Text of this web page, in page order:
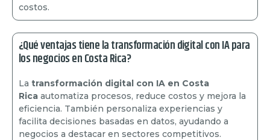
costos.
¿Qué ventajas tiene la transformación digital con IA para
los negocios en Costa Rica?
La transformación digital con IA en Costa
Rica automatiza procesos, reduce costos y mejora la
eficiencia. También personaliza experiencias y
facilita decisiones basadas en datos, ayudando a
negocios a destacar en sectores competitivos.